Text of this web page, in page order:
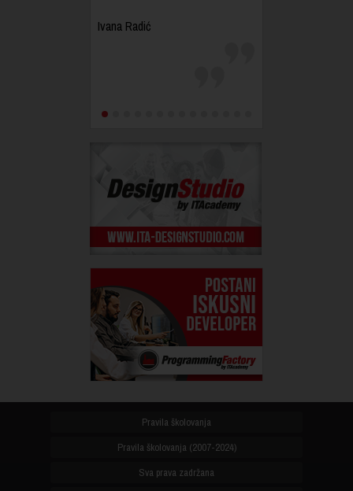
Ivana Radić
Pravila školovanja
Pravila školovanja (2007-2024)
Sva prava zadržana